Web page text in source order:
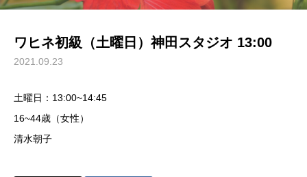
ワヒネ初級（土曜日）神田スタジオ 13:00
2021.09.23
土曜日：13:00~14:45
16~44歳（女性）
清水朝子